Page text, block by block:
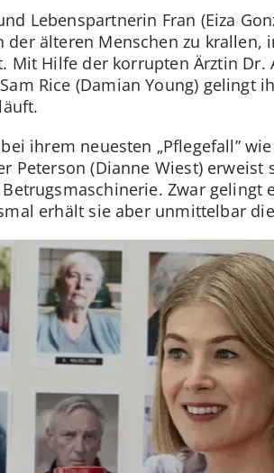
Lebenspartnerin Fran (Eiza
der älteren Menschen zu
Mit Hilfe der korrupten Ärztin
Rice (Damian Young) gelingt
ihrem neuesten „Pflegefall”
Peterson (Dianne Wiest)
Zwar
erhält sie aber unmittelbar